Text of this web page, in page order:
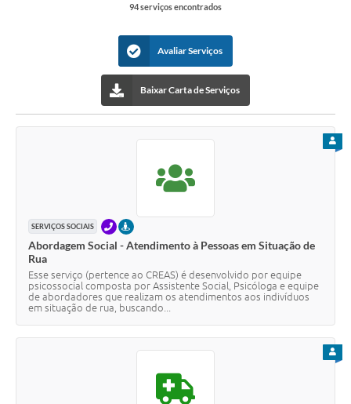
94 serviços encontrados
Avaliar Serviços
Baixar Carta de Serviços
SERVIÇOS SOCIAIS TELEFONEPRESENCIAL
Abordagem Social - Atendimento à Pessoas em Situação de
Rua
Esse serviço (pertence ao CREAS) é desenvolvido por equipe
psicossocial composta por Assistente Social, Psicóloga e equipe
de abordadores que realizam os atendimentos aos indivíduos
em situação de rua, buscando...